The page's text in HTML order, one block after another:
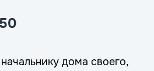
50
дома своего,